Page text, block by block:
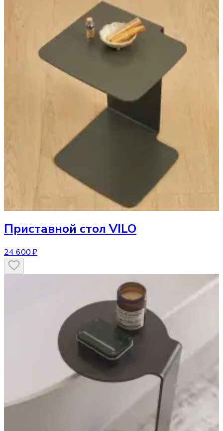
Приставной стол VILO
24 600 ₽